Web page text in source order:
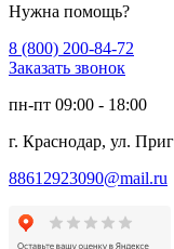
Нужна помощь?
8 (800) 200-84-72
Заказать звонок
пн-пт 09:00 - 18:00
г. Краснодар, ул.
88612923090@mail.ru